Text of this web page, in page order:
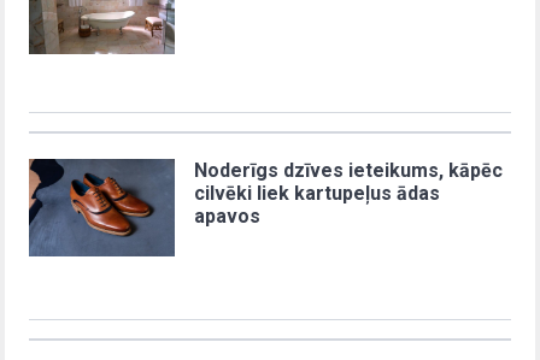
Noderīgs dzīves ieteikums, kāpēc
cilvēki liek kartupeļus ādas
apavos